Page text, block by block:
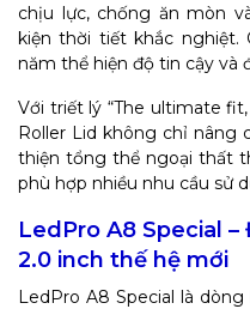
chịu lực, chống ăn mòn
kiện thời tiết khắc nghiệt.
năm thể hiện độ tin cậy và
Với triết lý “The ultimate
Roller Lid không chỉ nâng
thiện tổng thể ngoại thất
phù hợp nhiều nhu cầu sử
LedPro A8 Special
2.0 inch thế hệ mới
LedPro A8 Special là